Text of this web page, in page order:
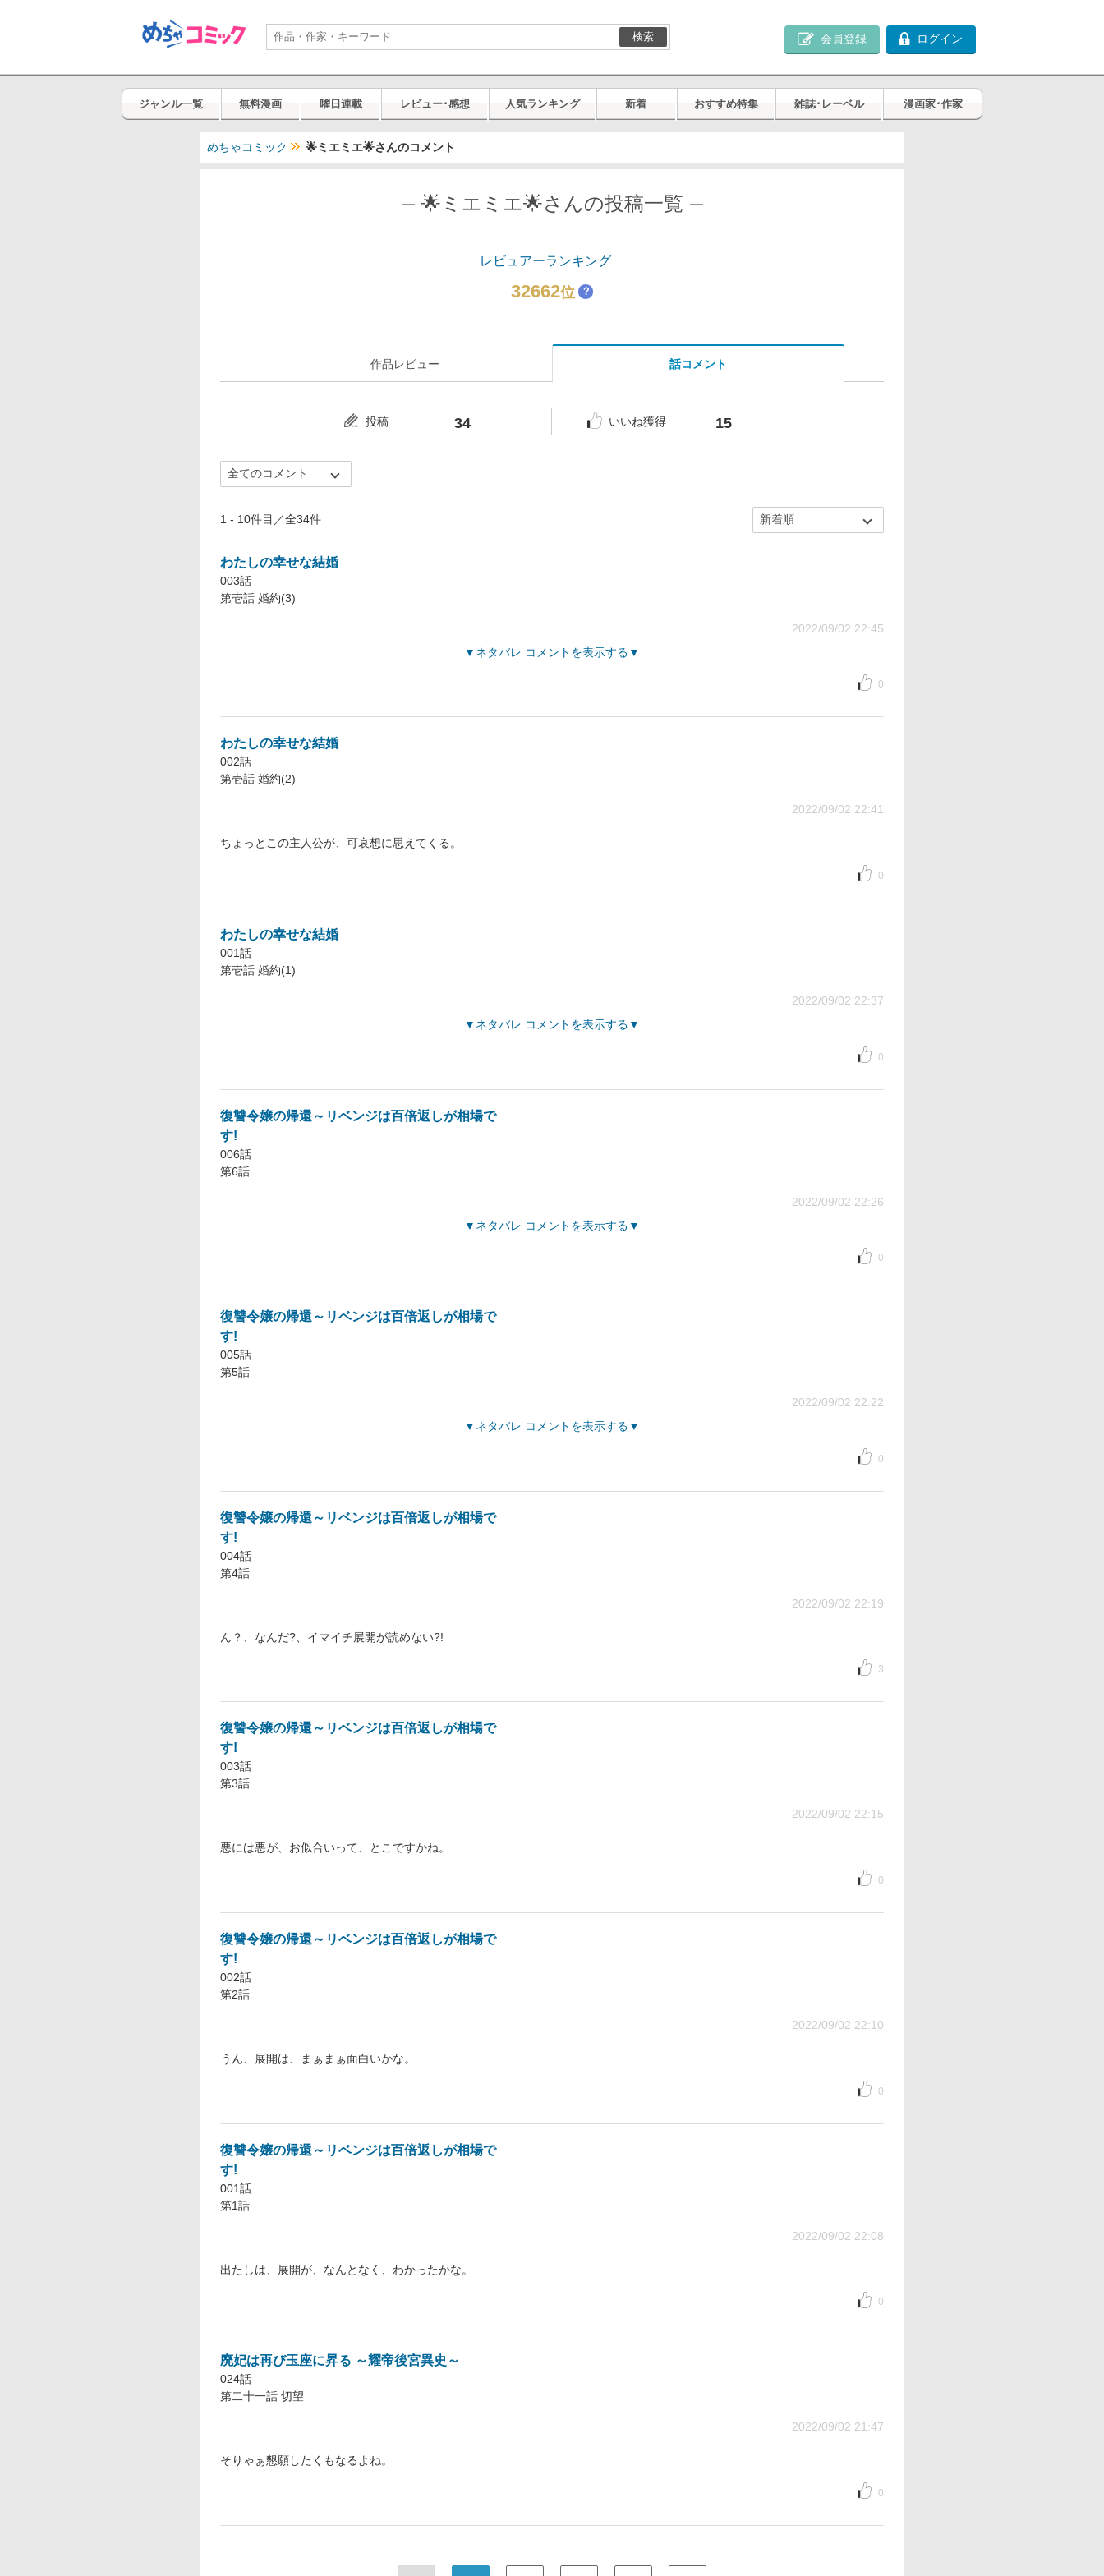
検索 会員登録 ログイン
ジャンル一覧 無料漫画 曜日連載 レビュー･感想 人気ランキング 新着 おすすめ特集 雑誌･レーベル 漫画家･作家
めちゃコミック 🌟ミエミエ🌟さんのコメント
🌟ミエミエ🌟さんの投稿一覧
レビュアーランキング
32662位 ？
作品レビュー 話コメント
投稿 34 いいね獲得 15
1 - 10件目／全34件
わたしの幸せな結婚
003話
第壱話 婚約(3)
2022/09/02 22:45
ネタバレ コメントを表示する
0
わたしの幸せな結婚
002話
第壱話 婚約(2)
2022/09/02 22:41
ちょっとこの主人公が、可哀想に思えてくる。
0
わたしの幸せな結婚
001話
第壱話 婚約(1)
2022/09/02 22:37
ネタバレ コメントを表示する
0
復讐令嬢の帰還～リベンジは百倍返しが相場で
す!
006話
第6話
2022/09/02 22:26
ネタバレ コメントを表示する
0
復讐令嬢の帰還～リベンジは百倍返しが相場で
す!
005話
第5話
2022/09/02 22:22
ネタバレ コメントを表示する
0
復讐令嬢の帰還～リベンジは百倍返しが相場で
す!
004話
第4話
2022/09/02 22:19
ん？、なんだ?、イマイチ展開が読めない?!
3
復讐令嬢の帰還～リベンジは百倍返しが相場で
す!
003話
第3話
2022/09/02 22:15
悪には悪が、お似合いって、とこですかね。
0
復讐令嬢の帰還～リベンジは百倍返しが相場で
す!
002話
第2話
2022/09/02 22:10
うん、展開は、まぁまぁ面白いかな。
0
復讐令嬢の帰還～リベンジは百倍返しが相場で
す!
001話
第1話
2022/09/02 22:08
出たしは、展開が、なんとなく、わかったかな。
0
廃妃は再び玉座に昇る ～耀帝後宮異史～
024話
第二十一話 切望
2022/09/02 21:47
そりゃぁ懇願したくもなるよね。
0